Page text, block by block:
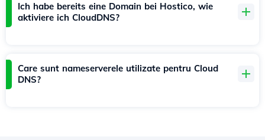
Ich habe bereits eine Domain bei Hostico, wie
aktiviere ich CloudDNS?
Care sunt nameserverele utilizate pentru Cloud
DNS?